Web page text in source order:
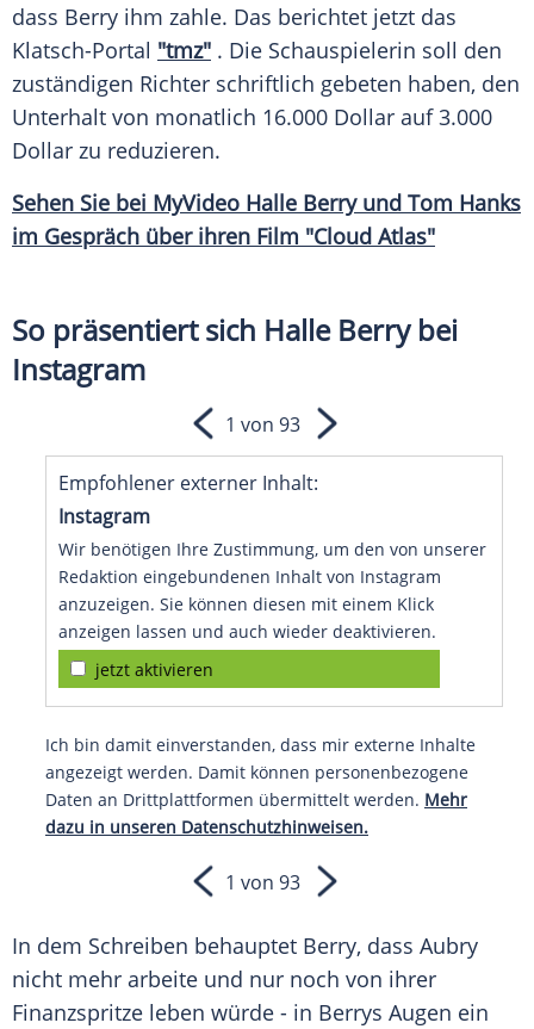
dass Berry ihm zahle. Das berichtet jetzt das
Klatsch-Portal "tmz" . Die Schauspielerin soll den
zuständigen Richter schriftlich gebeten haben, den
Unterhalt von monatlich 16.000 Dollar auf 3.000
Dollar zu reduzieren.
Sehen Sie bei MyVideo Halle Berryund Tom Hanks
im Gespräch über ihren Film "Cloud Atlas"
So präsentiert sich Halle Berry bei
Instagram
Empfohlener externer Inhalt:
Instagram
Wir benötigen Ihre Zustimmung, um den von unserer
Redaktion eingebundenen Inhalt von Instagram
anzuzeigen. Sie können diesen mit einem Klick
anzeigen lassen und auch wieder deaktivieren.
jetzt aktivieren
Ich bin damit einverstanden, dass mir externe Inhalte
angezeigt werden. Damit können personenbezogene
Daten an Drittplattformen übermittelt werden. Mehr
dazu in unseren Datenschutzhinweisen.
1 von 93
1 von 93
In dem Schreiben behauptet Berry, dass Aubry
nicht mehr arbeite und nur noch von ihrer
Finanzspritze leben würde - in Berrys Augen ein